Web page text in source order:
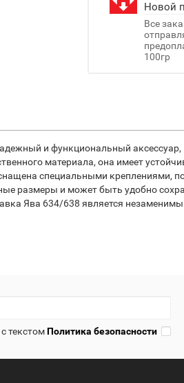
Новой
Все
100гр
и функциональный
материала, она имеет
специальными креплениями,
размеры и может быть удобно
Ява 634/638 является
текстомПолитика безопасности